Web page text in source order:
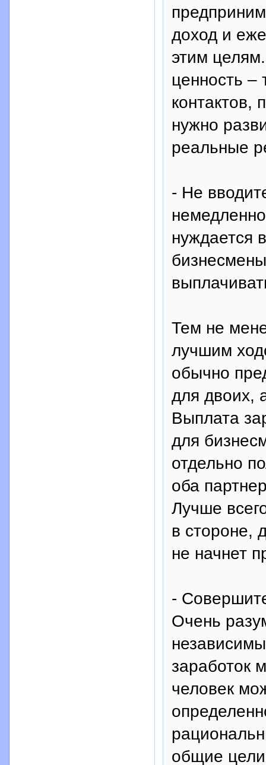
доход и
этим
ценность –
контактов,
нужно
реальные
- Не
нуждается
Тем не
лучшим
обычно
для двоих,
Выплата
для
отдельно
оба
Лучше
в стороне,
не начнет
-
Очень
заработок
человек
общие